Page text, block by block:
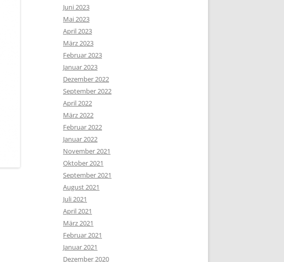
Juni 2023
Mai 2023
April 2023
März 2023
Februar 2023
Januar 2023
Dezember 2022
September 2022
April 2022
März 2022
Februar 2022
Januar 2022
November 2021
Oktober 2021
September 2021
August 2021
Juli 2021
April 2021
März 2021
Februar 2021
Januar 2021
Dezember 2020